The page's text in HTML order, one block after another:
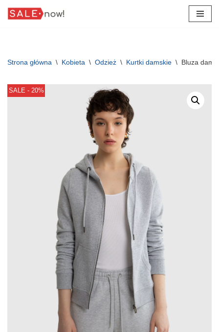
Strona główna \ Kobieta \ Odzież \ Kurtki damskie \ Bluza
SALE - 20%